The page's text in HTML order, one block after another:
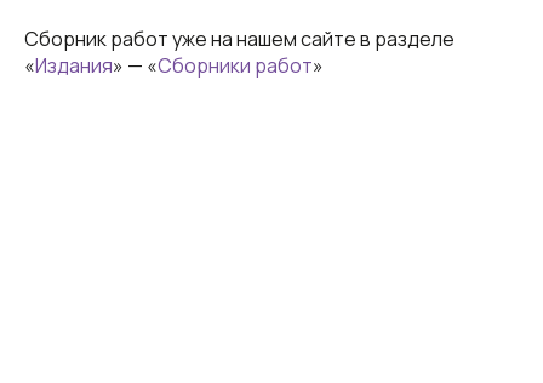
Сборник работ уже на нашем сайте в разделе
«Издания» — «Сборники работ»